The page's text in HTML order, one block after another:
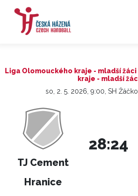
Liga Olomouckého kraje - mladší
kraje - mladší
so, 2. 5. 2026, 9:00, SH
TJ Cement
Hranice
28:24